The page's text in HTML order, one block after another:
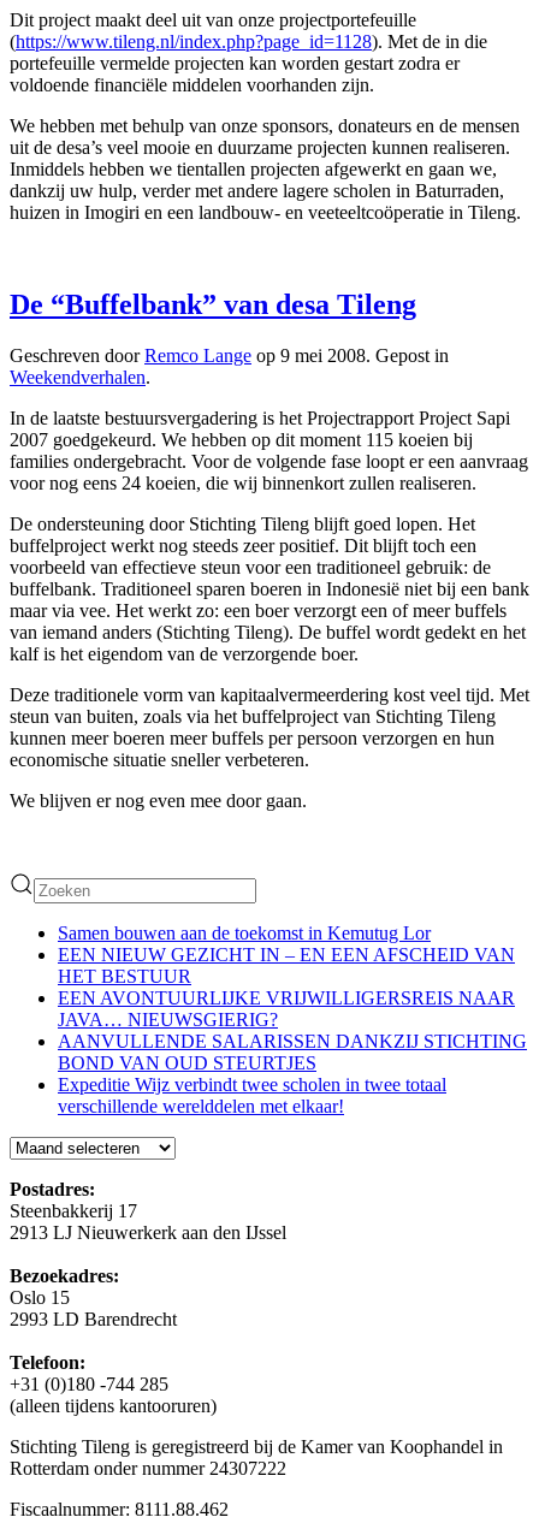
Dit project maakt deel uit van onze projectportefeuille
(https://www.tileng.nl/index.php?page_id=1128). Met de in die
portefeuille vermelde projecten kan worden gestart zodra er
voldoende financiële middelen voorhanden zijn.
We hebben met behulp van onze sponsors, donateurs en de mensen
uit de desa’s veel mooie en duurzame projecten kunnen realiseren.
Inmiddels hebben we tientallen projecten afgewerkt en gaan we,
dankzij uw hulp, verder met andere lagere scholen in Baturraden,
huizen in Imogiri en een landbouw- en veeteeltcoöperatie in Tileng.
De “Buffelbank” van desa Tileng
Geschreven doorRemco Lange op 9 mei 2008. Gepost in
Weekendverhalen.
In de laatste bestuursvergadering is het Projectrapport Project Sapi
2007 goedgekeurd. We hebben op dit moment 115 koeien bij
families ondergebracht. Voor de volgende fase loopt er een aanvraag
voor nog eens 24 koeien, die wij binnenkort zullen realiseren.
De ondersteuning door Stichting Tileng blijft goed lopen. Het
buffelproject werkt nog steeds zeer positief. Dit blijft toch een
voorbeeld van effectieve steun voor een traditioneel gebruik: de
buffelbank. Traditioneel sparen boeren in Indonesië niet bij een bank
maar via vee. Het werkt zo: een boer verzorgt een of meer buffels
van iemand anders (Stichting Tileng). De buffel wordt gedekt en het
kalf is het eigendom van de verzorgende boer.
Deze traditionele vorm van kapitaalvermeerdering kost veel tijd. Met
steun van buiten, zoals via het buffelproject van Stichting Tileng
kunnen meer boeren meer buffels per persoon verzorgen en hun
economische situatie sneller verbeteren.
We blijven er nog even mee door gaan.
Samen bouwen aan de toekomst in Kemutug Lor
EEN NIEUW GEZICHT IN – EN EEN AFSCHEID VAN
HET BESTUUR
EEN AVONTUURLIJKE VRIJWILLIGERSREIS NAAR
JAVA… NIEUWSGIERIG?
AANVULLENDE SALARISSEN DANKZIJ STICHTING
BOND VAN OUD STEURTJES
Expeditie Wijz verbindt twee scholen in twee totaal
verschillende werelddelen met elkaar!
Blog
Postadres:
Steenbakkerij 17
2913 LJ Nieuwerkerk aan den IJssel
Bezoekadres:
Oslo 15
2993 LD Barendrecht
Telefoon:
+31 (0)180 -744 285
(alleen tijdens kantooruren)
Stichting Tileng is geregistreerd bij de Kamer van Koophandel in
Rotterdam onder nummer 24307222
Fiscaalnummer: 8111.88.462